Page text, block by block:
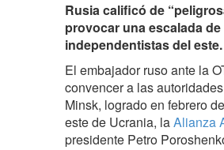
Rusia calificó de
provocar una escalada
independentistas del este.
El embajador ruso ante la
convencer a las
Minsk, logrado en febrero
este de Ucrania, laAlianza
presidente Petro